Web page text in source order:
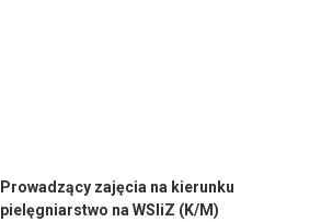
Prowadzący zajęcia na kierunku
pielęgniarstwo na WSIiZ (K/M)